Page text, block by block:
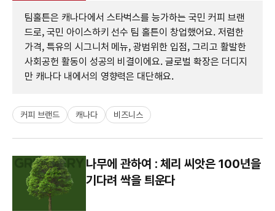
팀홀튼은 캐나다에서 스타벅스를 능가하는 국민 커피 브랜
드로, 국민 아이스하키 선수 팀 홀튼이 창업했어요. 저렴한
가격, 특유의 시그니처 메뉴, 광범위한 입점, 그리고 활발한
사회공헌 활동이 성공의 비결이에요. 글로벌 확장은 더디지
만 캐나다 내에서의 영향력은 대단해요.
커피 브랜드 캐나다 비즈니스
나무에 관하여 : 체리 씨앗은 100년을
기다려 싹을 틔운다